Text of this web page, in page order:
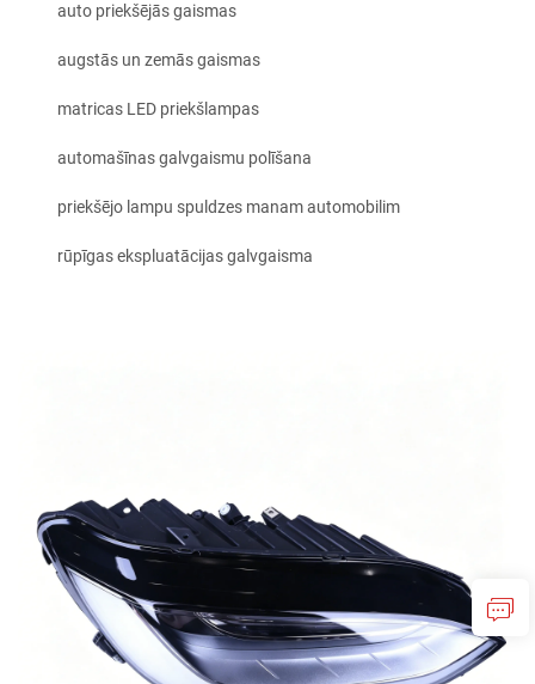
auto priekšējās gaismas
augstās un zemās gaismas
matricas LED priekšlampas
automašīnas galvgaismu polīšana
priekšējo lampu spuldzes manam automobilim
rūpīgas ekspluatācijas galvgaisma